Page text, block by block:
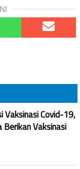
Vaksinasi Covid-19,
Vaksinasi